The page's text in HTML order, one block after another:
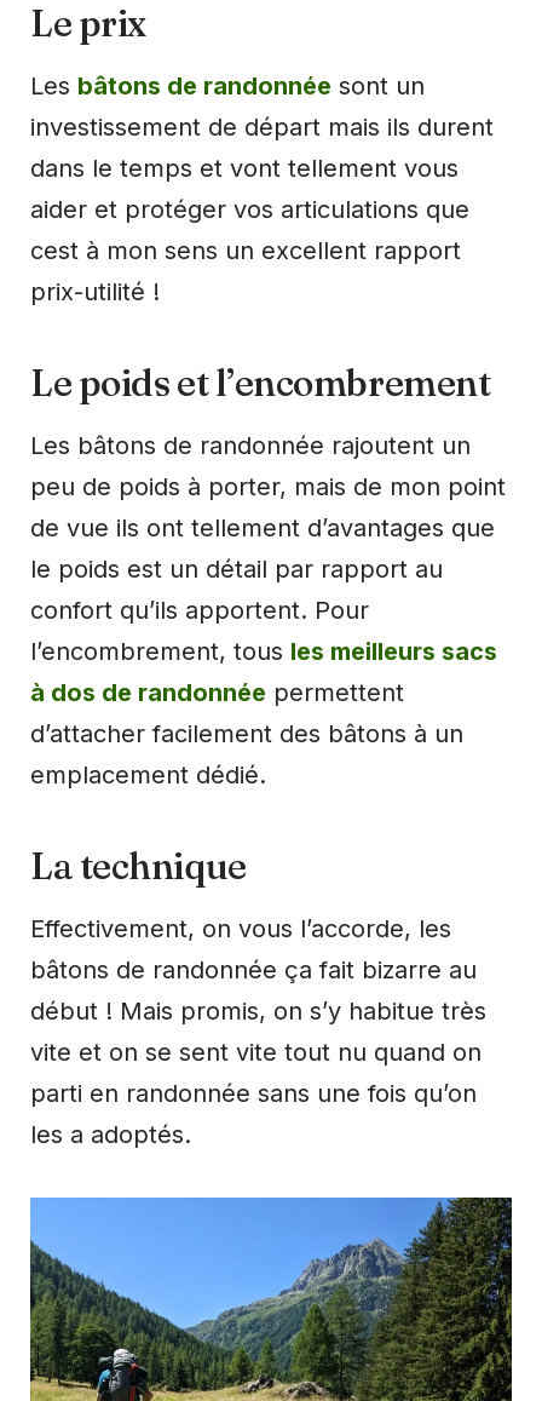
Le prix
Les bâtons de randonnée sont un
investissement de départ mais ils durent
dans le temps et vont tellement vous
aider et protéger vos articulations que
cest à mon sens un excellent rapport
prix-utilité !
Le poids et l’encombrement
Les bâtons de randonnée rajoutent un
peu de poids à porter, mais de mon point
de vue ils ont tellement d’avantages que
le poids est un détail par rapport au
confort qu’ils apportent. Pour
l’encombrement, tous les meilleurs sacs
à dos de randonnée permettent
d’attacher facilement des bâtons à un
emplacement dédié.
La technique
Effectivement, on vous l’accorde, les
bâtons de randonnée ça fait bizarre au
début ! Mais promis, on s’y habitue très
vite et on se sent vite tout nu quand on
parti en randonnée sans une fois qu’on
les a adoptés.